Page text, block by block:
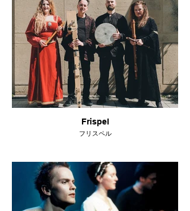
Frispel
フリスペル